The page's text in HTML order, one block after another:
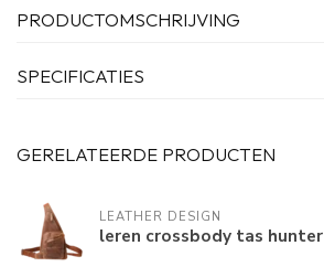
PRODUCTOMSCHRIJVING
SPECIFICATIES
GERELATEERDE PRODUCTEN
LEATHER DESIGN
leren crossbody tas hunter